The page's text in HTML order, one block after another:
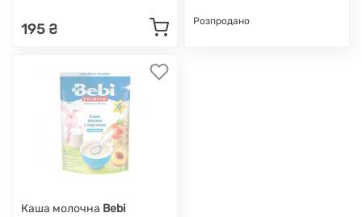
195 ₴ Розпродано
Каша молочна Bebi